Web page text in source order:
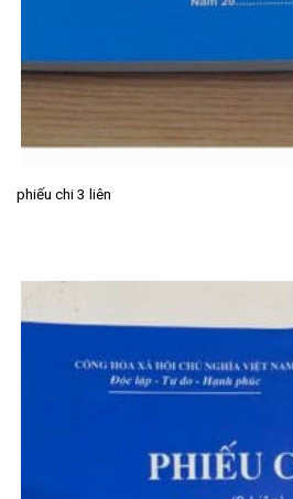
phiếu chi 3 liên